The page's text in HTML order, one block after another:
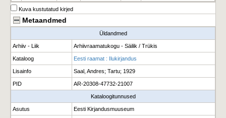
Kuva kustutatud kirjed
Metaandmed
Üldandmed
Arhiiv - Liik Arhiivraamatukogu - Säilik / Trükis
Kataloog Eesti raamat : Ilukirjandus
Lisainfo Saal, Andres; Tartu; 1929
PID AR-20308-47732-21007
Kataloogitunnused
Asutus Eesti Kirjandusmuuseum